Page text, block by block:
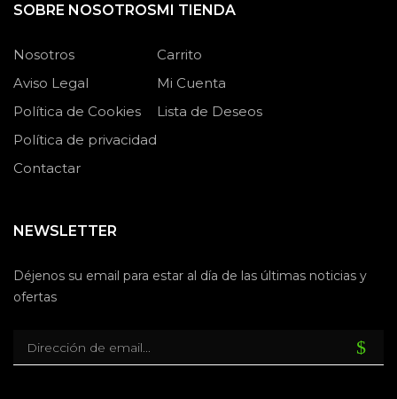
SOBRE NOSOTROS
Nosotros
Aviso Legal
Política de Cookies
Política de privacidad
Contactar
MI TIENDA
Carrito
Mi Cuenta
Lista de Deseos
NEWSLETTER
Déjenos su email para estar al día de las últimas noticias y
ofertas